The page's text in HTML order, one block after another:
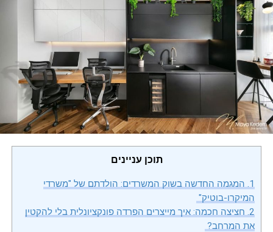
תוכן עניינים
1. המגמה החדשה בשוק המשרדים: הולדתם של "משרדי
המיקרו-בוטיק"
2.חציצה חכמה: איך מייצרים הפרדה פונקציונלית בלי להקטין
את המרחב?